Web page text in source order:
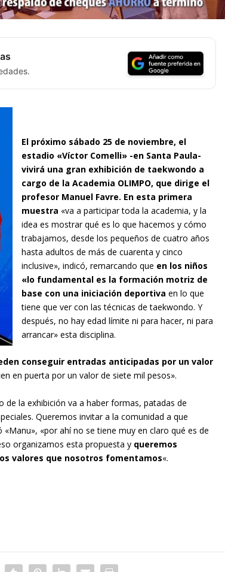
El próximo sábado 25 de noviembre, el
estadio «Víctor Comelli» -en Santa Paula-
vivirá una gran exhibición de taekwondo a
cargo de la Academia OLIMPO, que dirige el
profesor Manuel Favre. En esta primera
muestra «va a participar toda la academia, y la
idea es mostrar qué es lo que hacemos y cómo
trabajamos, desde los pequeños de cuatro años
hasta adultos de más de cuarenta y cinco
inclusive», indicó, remarcando que en los niños
«lo fundamental es la formación motriz de
base con una iniciación deportiva en lo que
tiene que ver con las técnicas de taekwondo. Y
después, no hay edad límite ni para hacer, ni para
arrancar» esta disciplina.
conseguir entradas anticipadas por un valor
en puerta por un valor de siete mil pesos».
la exhibición va a haber formas, patadas de
Queremos invitar a la comunidad a que
«por ahí no se tiene muy en claro qué es de
organizamos esta propuesta y queremos
valores que nosotros fomentamos«.